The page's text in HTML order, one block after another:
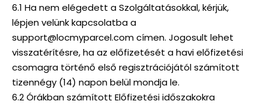
6.1 Ha nem elégedett a Szolgáltatásokkal, kérjük,
lépjen velünk kapcsolatba a
support@locmyparcel.com címen. Jogosult lehet
visszatérítésre, ha az előfizetését a havi előfizetési
csomagra történő első regisztrációjától számított
tizennégy (14) napon belül mondja le.
6.2 Órákban számított Előfizetési időszakokra